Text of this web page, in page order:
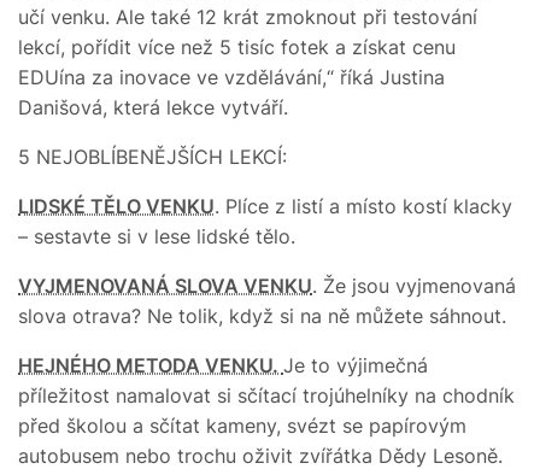
učí venku. Ale také 12 krát zmoknout při testování
lekcí, pořídit více než 5 tisíc fotek a získat cenu
EDUína za inovace ve vzdělávání,“ říká Justina
Danišová, která lekce vytváří.
5 NEJOBLÍBENĚJŠÍCH LEKCÍ:
LIDSKÉ TĚLO VENKU. Plíce z listí a místo kostí klacky
– sestavte si v lese lidské tělo.
VYJMENOVANÁ SLOVA VENKU. Že jsou vyjmenovaná
slova otrava? Ne tolik, když si na ně můžete sáhnout.
HEJNÉHO METODA VENKU. Je to výjimečná
příležitost namalovat si sčítací trojúhelníky na chodník
před školou a sčítat kameny, svézt se papírovým
autobusem nebo trochu oživit zvířátka Dědy Lesoně.